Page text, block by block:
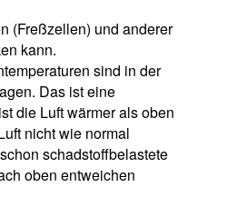
(Freßzellen) und anderer
kann.
sind in der
Das ist eine
die Luft wärmer als oben
nicht wie normal
schadstoffbelastete
oben entweichen